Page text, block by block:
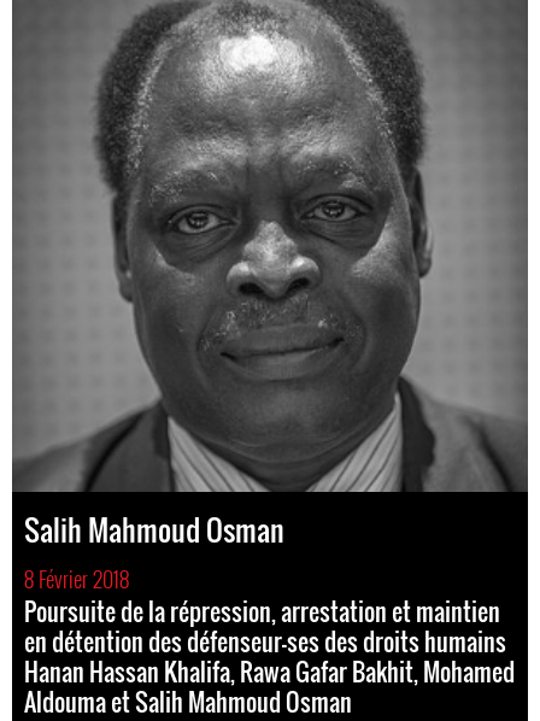
Salih Mahmoud Osman
8 Février 2018
Poursuite de la répression, arrestation et maintien
en détention des défenseur-ses des droits humains
Hanan Hassan Khalifa, Rawa Gafar Bakhit, Mohamed
Aldouma et Salih Mahmoud Osman